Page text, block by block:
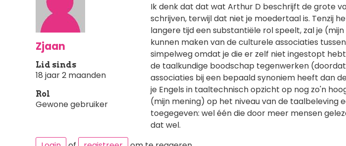
Zjaan
Lid sinds
18 jaar 2 maanden
Rol
Gewone gebruiker
Ik denk dat dat wat Arthur D beschrijft de grote
schrijven, terwijl dat niet je moedertaal is. Tenzij
langere tijd een substantiële rol speelt, zal je
kunnen maken van de culturele associaties
simpelweg omdat je die er zelf niet ingestopt
de taalkundige boodschap tegenwerken
associaties bij een bepaald synoniem heeft dan
je Engels in taaltechnisch opzicht op nog zo'n
(mijn mening) op het niveau van de taalbeleving
toegegeven: wel één die door meer mensen
dat wel.